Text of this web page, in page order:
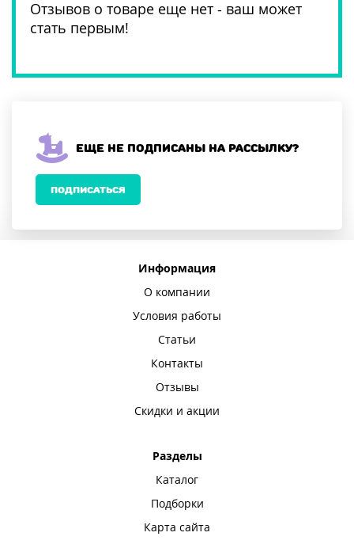
Отзывов о товаре еще нет - ваш может
стать первым!
Еще не подписаны на рассылку?
ПОДПИСАТЬСЯ
Информация
О компании
Условия работы
Статьи
Контакты
Отзывы
Скидки и акции
Разделы
Каталог
Подборки
Карта сайта